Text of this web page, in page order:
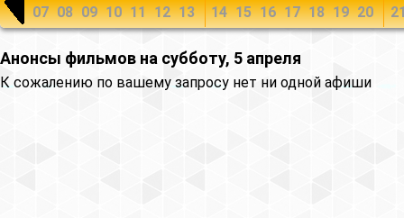
07 08 09 10 11 12 13
14 15 16 17 18 19 20
Анонсы фильмов на субботу, 5 апреля
К сожалению по вашему запросу нет ни одной афиши